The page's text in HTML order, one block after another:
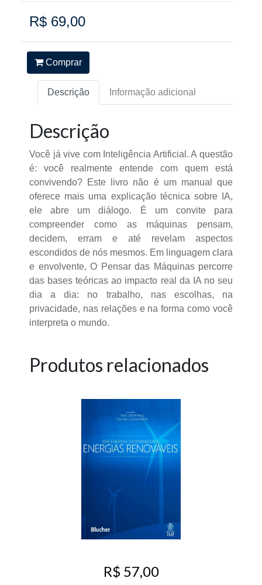
R$ 69,00
Comprar
Descrição Informação adicional
Descrição
Você já vive com Inteligência Artificial. A questão
é: você realmente entende com quem está
convivendo? Este livro não é um manual que
oferece mais uma explicação técnica sobre IA,
ele abre um diálogo. É um convite para
compreender como as máquinas pensam,
decidem, erram e até revelam aspectos
escondidos de nós mesmos. Em linguagem clara
e envolvente, O Pensar das Máquinas percorre
das bases teóricas ao impacto real da IA no seu
dia a dia: no trabalho, nas escolhas, na
privacidade, nas relações e na forma como você
interpreta o mundo.
Produtos relacionados
R$ 57,00